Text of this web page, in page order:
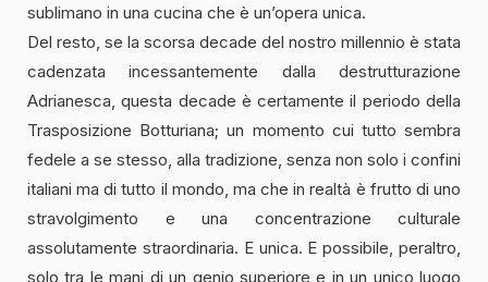
sublimano in una cucina che è un’opera unica.
Del resto, se la scorsa decade del nostro millennio è stata
cadenzata incessantemente dalla destrutturazione
Adrianesca, questa decade è certamente il periodo della
Trasposizione Botturiana; un momento cui tutto sembra
fedele a se stesso, alla tradizione, senza non solo i confini
italiani ma di tutto il mondo, ma che in realtà è frutto di uno
stravolgimento e una concentrazione culturale
assolutamente straordinaria. E unica. E possibile, peraltro,
solo tra le mani di un genio superiore e in un unico luogo